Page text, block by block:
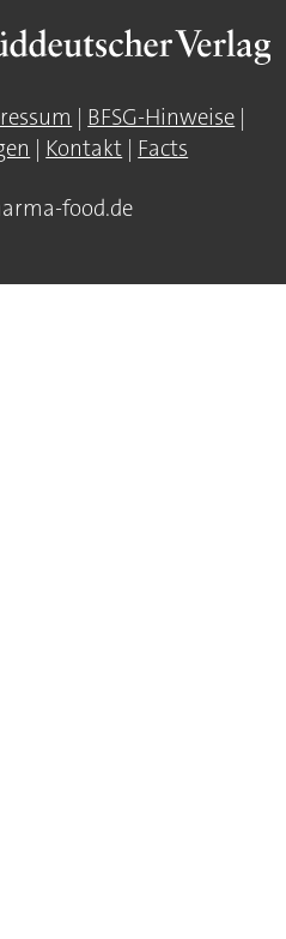
| BFSG-Hinweise |
| Kontakt | Facts
food.de